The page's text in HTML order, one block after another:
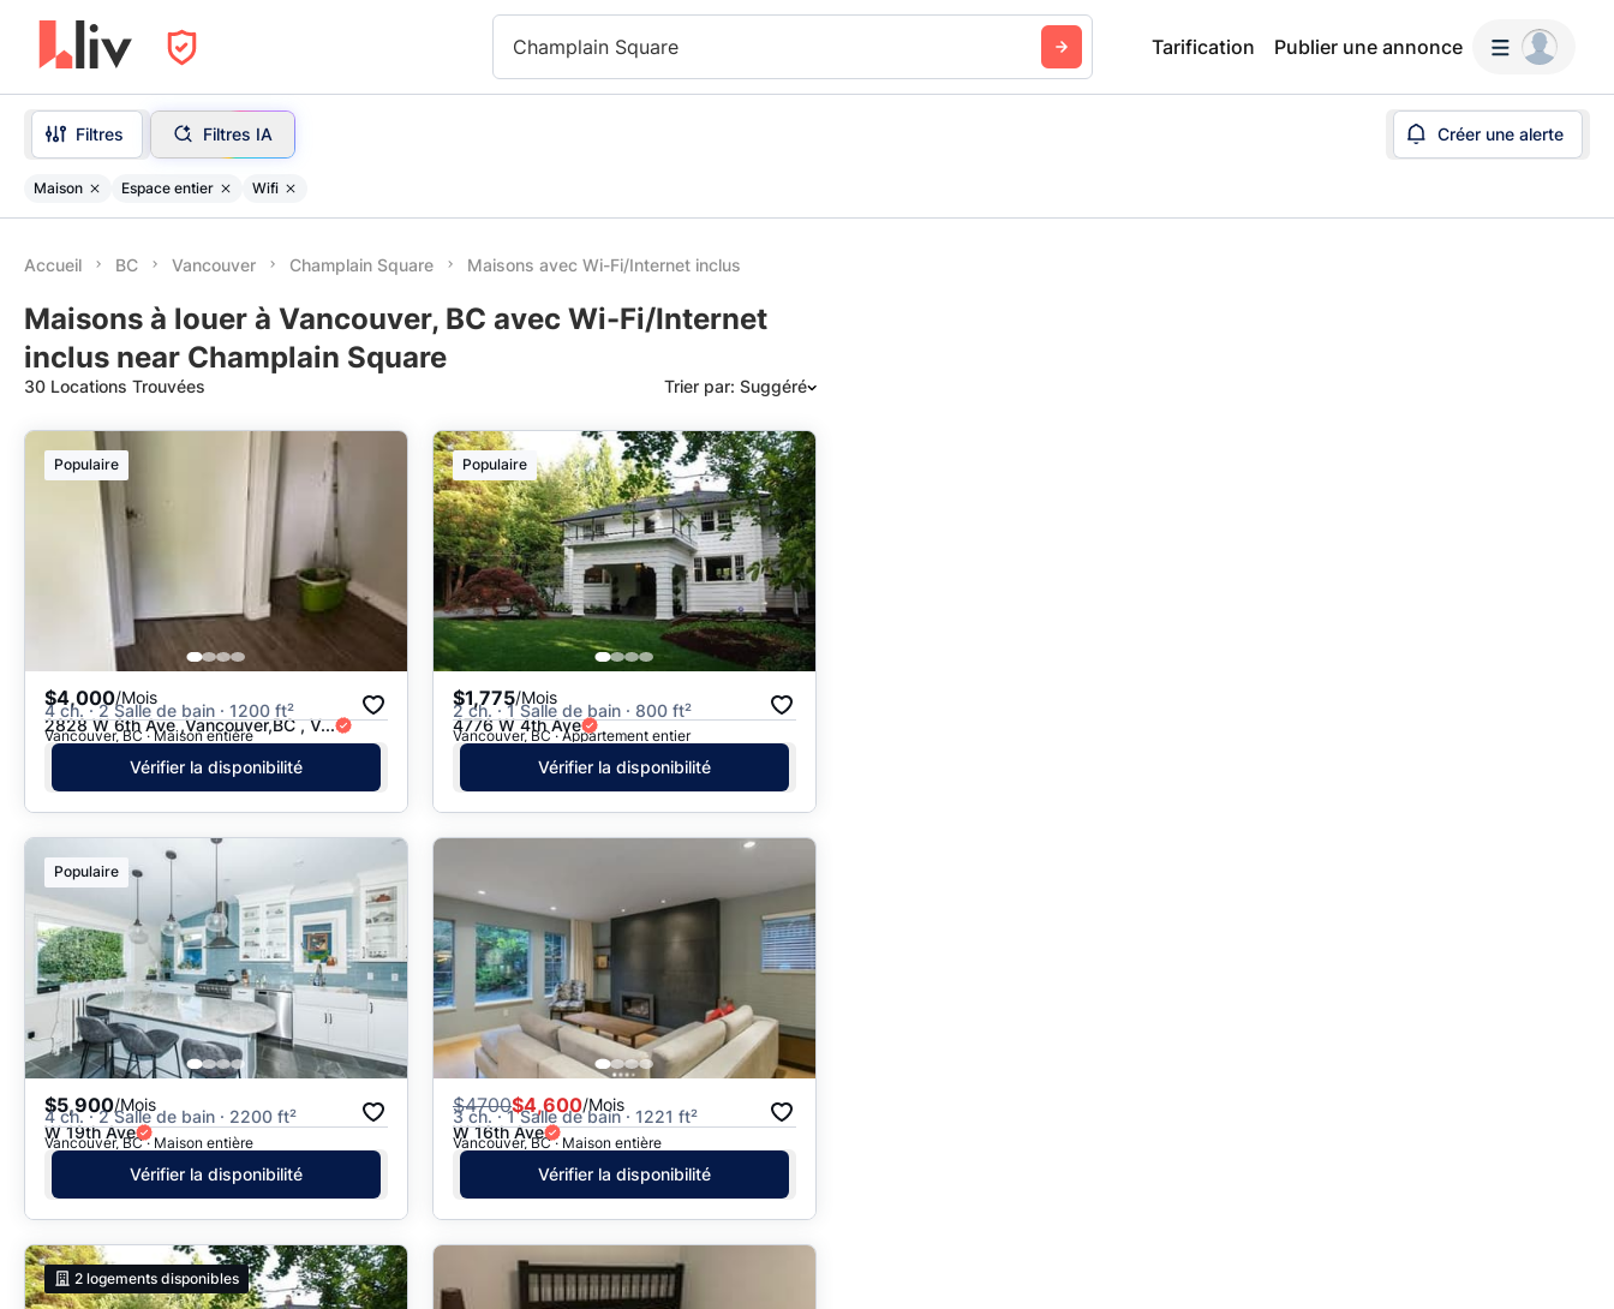
Champlain Square Tarification Publier une annonce
Filtres Filtres IA Créer une alerte
Maison Espace entier Wifi
Accueil BC Vancouver Champlain Square Maisons avec Wi-Fi/Internet inclus
Maisons à louer à Vancouver, BC avec Wi-Fi/Internet
inclus near Champlain Square
30 Locations Trouvées Trier par: Suggéré
Suggéré
Date: les plus récents d’abord
Date: les plus anciens d’abord
Prix - $$$ à $
Prix - $ à $$$
Populaire
$4,000/Mois
4 ch. · 2 Salle de bain · 1200 ft²
2828 W 6th Ave ,Vancouver,BC , V...
Vancouver, BC · Maison entière
Vérifier la disponibilité
Populaire
$1,775/Mois
2 ch. · 1 Salle de bain · 800 ft²
4776 W 4th Ave
Vancouver, BC · Appartement entier
Vérifier la disponibilité
Populaire
$5,900/Mois
4 ch. · 2 Salle de bain · 2200 ft²
W 19th Ave
Vancouver, BC · Maison entière
Vérifier la disponibilité
$4700$4,600/Mois
3 ch. · 1 Salle de bain · 1221 ft²
W 16th Ave
Vancouver, BC · Maison entière
Vérifier la disponibilité
2 logements disponibles